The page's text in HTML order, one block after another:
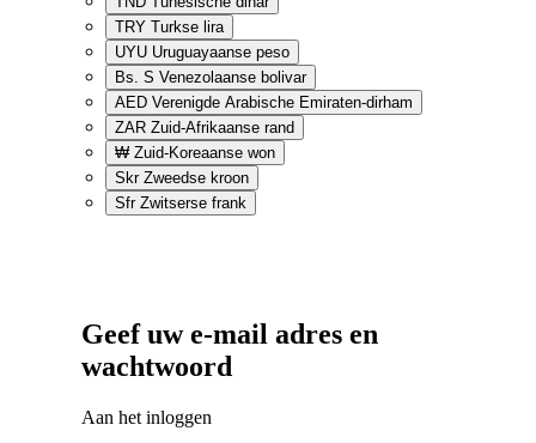
TRY Turkse lira
UYU Uruguayaanse peso
Bs. S Venezolaanse bolivar
AED Verenigde Arabische Emiraten-dirham
ZAR Zuid-Afrikaanse rand
₩ Zuid-Koreaanse won
Skr Zweedse kroon
Sfr Zwitserse frank
Geef uw e-mail adres en
wachtwoord
Aan het inloggen